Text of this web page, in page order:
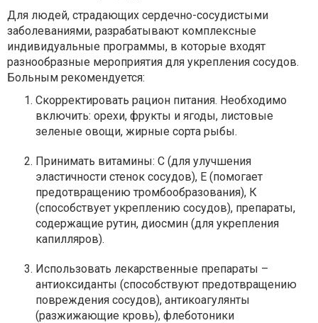
Для людей, страдающих сердечно-сосудистыми
заболеваниями, разрабатывают комплексные
индивидуальные программы, в которые входят
разнообразные мероприятия для укрепления сосудов.
Больным рекомендуется:
Скорректировать рацион питания. Необходимо
включить: орехи, фрукты и ягоды, листовые
зеленые овощи, жирные сорта рыбы.
Принимать витамины: С (для улучшения
эластичности стенок сосудов), Е (помогает
предотвращению тромбообразования), К
(способствует укреплению сосудов), препараты,
содержащие рутин, диосмин (для укрепления
капилляров).
Использовать лекарственные препараты –
антиоксиданты (способствуют предотвращению
повреждения сосудов), антикоагулянты
(разжижающие кровь), флеботоники